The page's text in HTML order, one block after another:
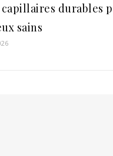
capillaires durables
sains